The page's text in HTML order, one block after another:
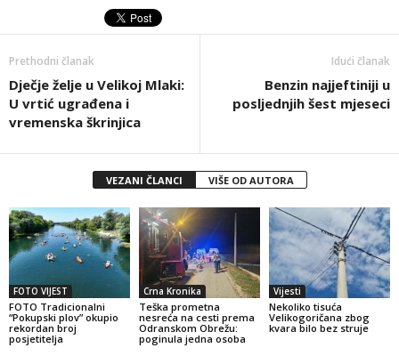
Prethodni članak
Dječje želje u Velikoj Mlaki:
U vrtić ugrađena i
vremenska škrinjica
Idući članak
Benzin najjeftiniji u
posljednjih šest mjeseci
VEZANI ČLANCI VIŠE OD AUTORA
FOTO VIJEST
FOTO Tradicionalni
“Pokupski plov” okupio
rekordan broj
posjetitelja
Crna Kronika
Teška prometna
nesreća na cesti prema
Odranskom Obrežu:
poginula jedna osoba
Vijesti
Nekoliko tisuća
Velikogoričana zbog
kvara bilo bez struje